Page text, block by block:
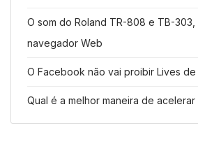
O som do Roland TR-808 e TB-303,
navegador Web
O Facebook não vai proibir Lives de
Qual é a melhor maneira de acelerar